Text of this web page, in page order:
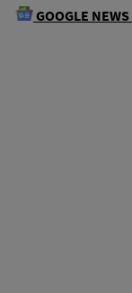
GOOGLE NEWS